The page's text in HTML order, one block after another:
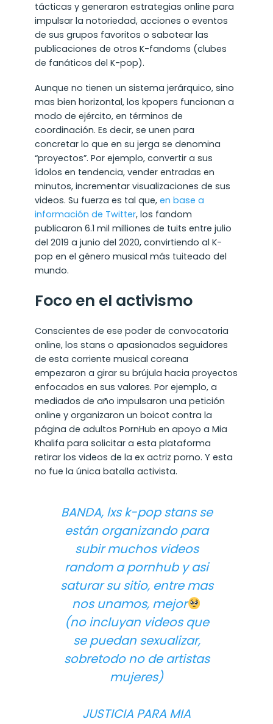
tácticas y generaron estrategias online para
impulsar la notoriedad, acciones o eventos
de sus grupos favoritos o sabotear las
publicaciones de otros K-fandoms (clubes
de fanáticos del K-pop).
Aunque no tienen un sistema jerárquico, sino
mas bien horizontal, los kpopers funcionan a
modo de ejército, en términos de
coordinación. Es decir, se unen para
concretar lo que en su jerga se denomina
“proyectos”. Por ejemplo, convertir a sus
ídolos en tendencia, vender entradas en
minutos, incrementar visualizaciones de sus
videos. Su fuerza es tal que, en base a
información de Twitter, los fandom
publicaron 6.1 mil milliones de tuits entre julio
del 2019 a junio del 2020, convirtiendo al K-
pop en el género musical más tuiteado del
mundo.
Foco en el activismo
Conscientes de ese poder de convocatoria
online, los stans o apasionados seguidores
de esta corriente musical coreana
empezaron a girar su brújula hacia proyectos
enfocados en sus valores. Por ejemplo, a
mediados de año impulsaron una petición
online y organizaron un boicot contra la
página de adultos PornHub en apoyo a Mia
Khalifa para solicitar a esta plataforma
retirar los videos de la ex actriz porno. Y esta
no fue la única batalla activista.
BANDA, lxs k-pop stans se
están organizando para
subir muchos videos
random a pornhub y asi
saturar su sitio, entre mas
nos unamos, mejor
(no incluyan videos que
se puedan sexualizar,
sobretodo no de artistas
mujeres)
JUSTICIA PARA MIA